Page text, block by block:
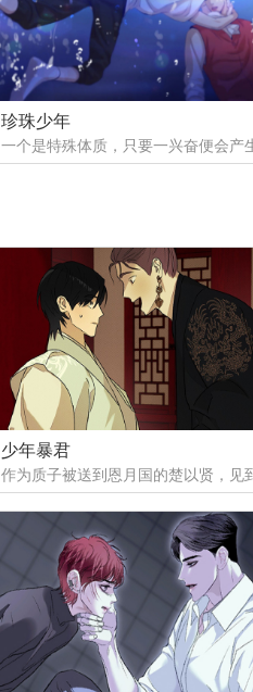
珍珠少年
少年暴君